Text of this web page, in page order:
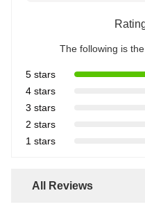
The following is
5 stars
4 stars
3 stars
2 stars
1 stars
All Reviews